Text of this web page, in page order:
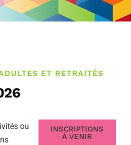
ET RETRAITÉS
ou
INSCRIPTIONS
À VENIR